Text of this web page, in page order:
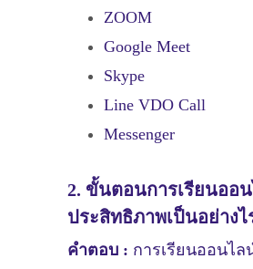
ZOOM
Google Meet
Skype
Line VDO Call
Messenger
2. ขั้นตอนการเรียนออ
ประสิทธิภาพเป็นอย่างไ
คำตอบ : การเรียนออนไล